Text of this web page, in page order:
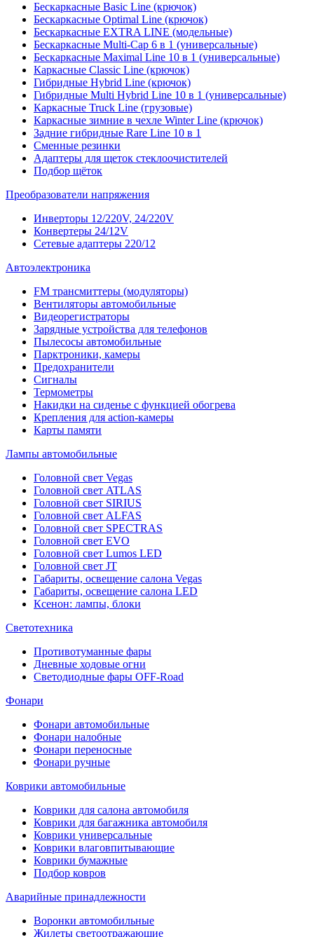
Бескаркасные Basic Line (крючок)
Бескаркасные Optimal Line (крючок)
Бескаркасные EXTRA LINE (модельные)
Бескаркасные Multi-Cap 6 в 1 (универсальные)
Бескаркасные Maximal Line 10 в 1 (универсальные)
Каркасные Classic Line (крючок)
Гибридные Hybrid Line (крючок)
Гибридные Multi Hybrid Line 10 в 1 (универсальные)
Каркасные Truck Line (грузовые)
Каркасные зимние в чехле Winter Line (крючок)
Задние гибридные Rare Line 10 в 1
Сменные резинки
Адаптеры для щеток стеклоочистителей
Подбор щёток
Преобразователи напряжения
Инверторы 12/220V, 24/220V
Конвертеры 24/12V
Сетевые адаптеры 220/12
Автоэлектроника
FM трансмиттеры (модуляторы)
Вентиляторы автомобильные
Видеорегистраторы
Зарядные устройства для телефонов
Пылесосы автомобильные
Парктроники, камеры
Предохранители
Сигналы
Термометры
Накидки на сиденье с функцией обогрева
Крепления для action-камеры
Карты памяти
Лампы автомобильные
Головной свет Vegas
Головной свет ATLAS
Головной свет SIRIUS
Головной свет ALFAS
Головной свет SPECTRAS
Головной свет EVO
Головной свет Lumos LED
Головной свет JT
Габариты, освещение салона Vegas
Габариты, освещение салона LED
Ксенон: лампы, блоки
Светотехника
Противотуманные фары
Дневные ходовые огни
Светодиодные фары OFF-Road
Фонари
Фонари автомобильные
Фонари налобные
Фонари переносные
Фонари ручные
Коврики автомобильные
Коврики для салона автомобиля
Коврики для багажника автомобиля
Коврики универсальные
Коврики влаговпитывающие
Коврики бумажные
Подбор ковров
Аварийные принадлежности
Воронки автомобильные
Жилеты светоотражающие